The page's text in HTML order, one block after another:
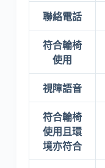
聯絡電話
符合輪椅
使用
視障語音
符合輪椅
使用且環
境亦符合